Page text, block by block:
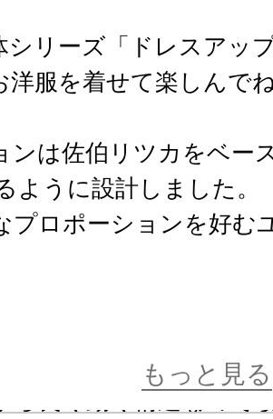
シリーズ「ドレスアッ
洋服を着せて楽しんで
ンは佐伯リツカをベー
ように設計しました。
プロポーションを好む
」タイプの2種類がセ
もっと見る